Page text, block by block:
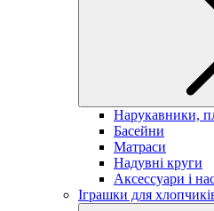
Нарукавники,
Басейни
Матраси
Надувні круги
Аксессуари і
Іграшки для